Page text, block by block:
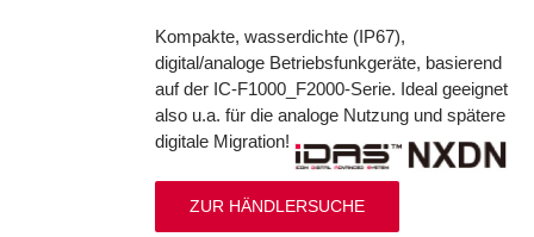
Kompakte, wasserdichte (IP67),
digital/analoge Betriebsfunkgeräte, basierend
auf der IC-F1000_F2000-Serie. Ideal geeignet
also u.a. für die analoge Nutzung und spätere
digitale Migration!
ZUR HÄNDLERSUCHE